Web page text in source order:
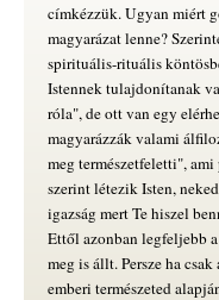
címkézzük. Ugyan miért
magyarázat lenne?
spirituális-rituális
Istennek tulajdonítanak
róla", de ott van egy
magyarázzák valami
meg természetfeletti", ami
szerint létezik Isten,
igazság mert Te hiszel
Ettől azonban legfeljebb
meg is állt. Persze ha
emberi természeted